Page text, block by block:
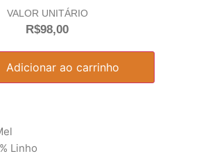
VALOR UNITÁRIO
R$98,00
Adicionar ao carrinho
Linho